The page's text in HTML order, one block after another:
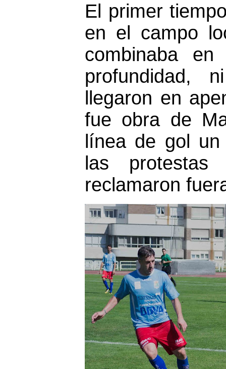
El primer
en el campo
combinaba
profundidad,
llegaron en
fue obra de
línea de gol
las
reclamaron